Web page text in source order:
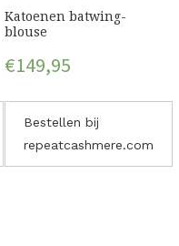
Katoenen batwing-
blouse
€149,95
Bestellen bij
repeatcashmere.com